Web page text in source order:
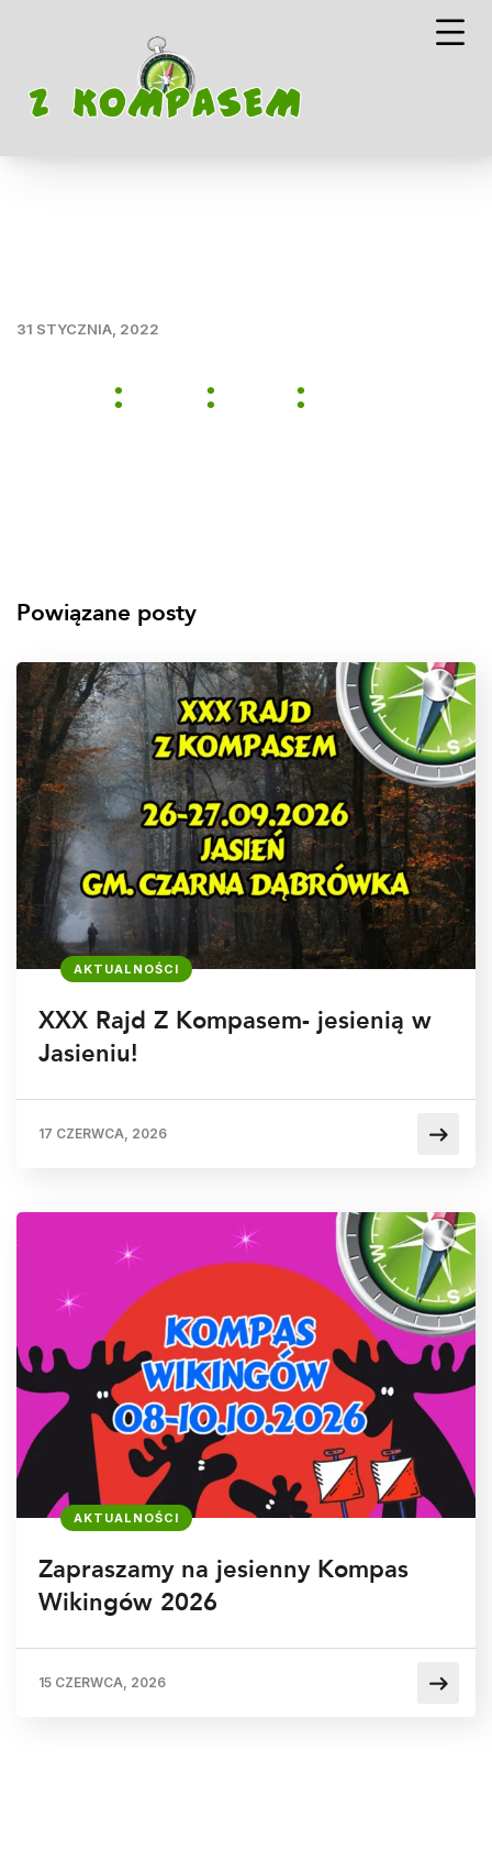
31 STYCZNIA, 2022
: : :
Powiązane posty
AKTUALNOŚCI
XXX Rajd Z Kompasem- jesienią w
Jasieniu!
17 CZERWCA, 2026
AKTUALNOŚCI
Zapraszamy na jesienny Kompas
Wikingów 2026
15 CZERWCA, 2026